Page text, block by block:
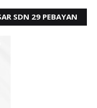
SDN 29 PEBAYAN